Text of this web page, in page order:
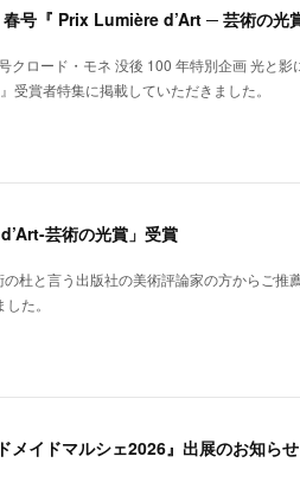
号『 Prix Lumière d’Art ─ 芸術の光
クロード・モネ 没後 100 年特別企画 光と
受賞者特集に掲載していただきました。
芸術の光賞」受賞
杜と言う出版社の美術評論家の方からご推
た。
メイドマルシェ2026』出展のお知らせ